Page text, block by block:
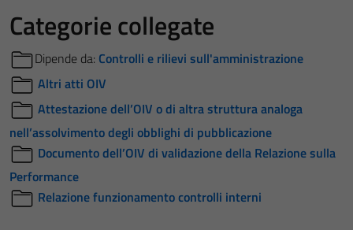
Categorie collegate
Dipende da: Controlli e rilievi sull'amministrazione
Altri atti OIV
Attestazione dell’OIV o di altra struttura analoga
nell’assolvimento degli obblighi di pubblicazione
Documento dell’OIV di validazione della Relazione sulla
Performance
Relazione funzionamento controlli interni